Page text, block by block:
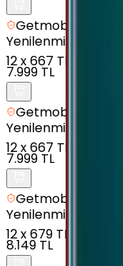
Getmobil
Yenilenmiş
12x667 TL
7.999 TL
Getmobil
Yenilenmiş
12x667 TL
7.999 TL
Getmobil
Yenilenmiş
12x679 TL
8.149 TL